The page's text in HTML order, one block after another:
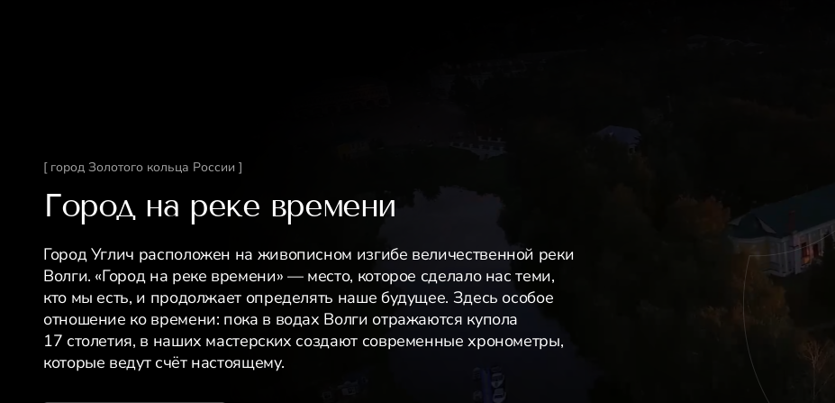
[ город Золотого кольца России ]
Город на реке времени
Город Углич расположен на живописном изгибе величественной реки
Волги. «Город на реке времени» — место, которое сделало нас теми,
кто мы есть, и продолжает определять наше будущее. Здесь особое
отношение ко времени: пока в водах Волги отражаются купола
17 столетия, в наших мастерских создают современные хронометры,
которые ведут счёт настоящему.